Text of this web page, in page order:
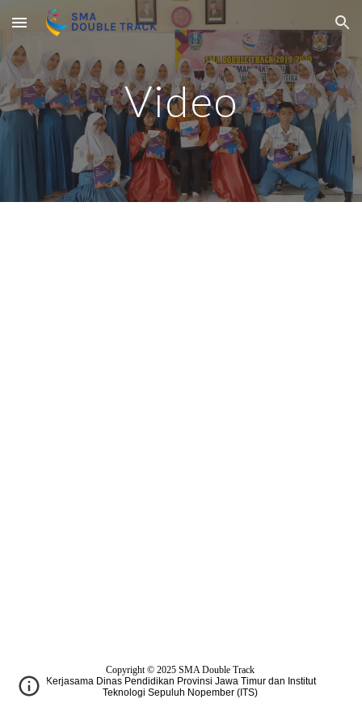
Skip to main content Skip to navigation
Video
Copyright © 2025 SMA Double Track
Kerjasama Dinas Pendidikan Provinsi Jawa Timur dan Institut
Teknologi Sepuluh Nopember (ITS)